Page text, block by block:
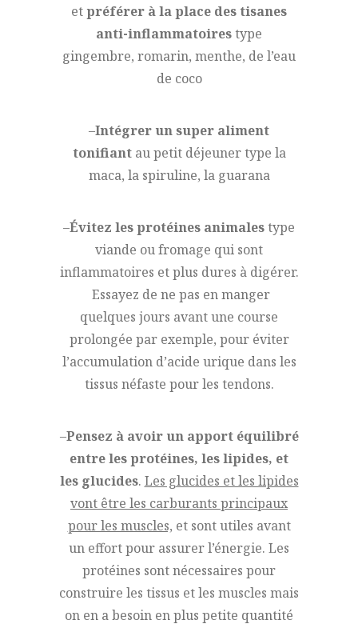
etpréférer à la place des tisanes
anti-inflammatoirestype
gingembre, romarin, menthe, de l’eau
de coco
–Intégrer un super aliment
tonifiantau petit déjeuner type la
maca, la spiruline, la guarana
–Évitez les protéines animalestype
viande ou fromage qui sont
inflammatoires et plus dures à digérer.
Essayez de ne pas en manger
quelques jours avant une course
prolongée par exemple, pour éviter
l’accumulation d’acide urique dans les
tissus néfaste pour les tendons.
–Pensez à avoir un apport équilibré
entre les protéines, les lipides, et
les glucides. Les glucides et les lipides
vont être les carburants principaux
pour les muscles, et sont utiles avant
un effort pour assurer l’énergie. Les
protéines sont nécessaires pour
construire les tissus et les muscles mais
on en a besoin en plus petite quantité